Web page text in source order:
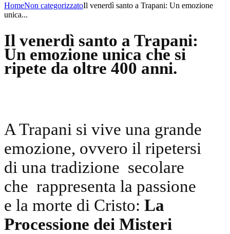
HomeNon categorizzatoIl venerdì santo a Trapani: Un emozione
unica...
Il venerdì santo a Trapani:
Un emozione unica che si
ripete da oltre 400 anni.
A Trapani si vive una grande
emozione, ovvero il ripetersi
di una tradizione secolare
che rappresenta la passione
e la morte di Cristo: La
Processione dei Misteri